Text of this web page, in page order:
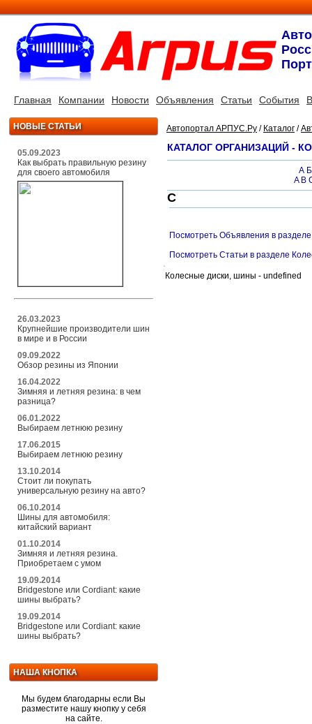
Главная Компании Новости Объявления Статьи События
НОВЫЕ СТАТЬИ
05.09.2023
Как выбрать правильную резину
для своего автомобиля
26.03.2023
Крупнейшие производители шин
в мире и в России
09.09.2022
Обзор резины из Японии
16.04.2022
Зимняя и летняя резина: в чем
разница?
06.01.2022
Выбираем летнюю резину
17.06.2015
Выбираем летнюю резину
13.10.2014
Стоит ли покупать
универсальную резину на авто?
06.10.2014
Шины для автомобиля:
китайский вариант
01.10.2014
Зимняя и летняя резина.
Приобретаем с умом
19.09.2014
Bridgestone или Cordiant: какие
шины выбрать?
19.09.2014
Bridgestone или Cordiant: какие
шины выбрать?
НАША КНОПКА
Мы будем благодарны если Вы
разместите нашу кнопку у себя
на сайте.
Автопортал АРПУС.Ру / Каталог /
КАТАЛОГ ОРГАНИЗАЦИЙ -
А Б
A B
C
Посмотреть Объявления в
Посмотреть Статьи в разделе
Колесные диски, шины - undefined